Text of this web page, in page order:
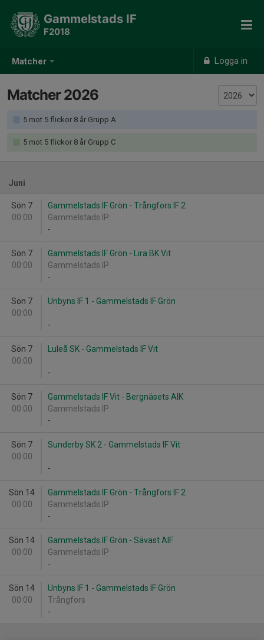
Matcher Logga in
Gammelstads IF
F2018
Matcher 2026
5 mot 5 flickor 8 år Grupp A
5 mot 5 flickor 8 år Grupp C
Juni
Sön 7
00:00
Gammelstads IF Grön - Trångfors IF 2
Gammelstads IP
-
Sön 7
00:00
Gammelstads IF Grön - Lira BK Vit
Gammelstads IP
-
Sön 7
00:00
Unbyns IF 1 - Gammelstads IF Grön
-
Sön 7
00:00
Luleå SK - Gammelstads IF Vit
-
Sön 7
00:00
Gammelstads IF Vit - Bergnäsets AIK
Gammelstads IP
-
Sön 7
00:00
Sunderby SK 2 - Gammelstads IF Vit
-
Sön 14
00:00
Gammelstads IF Grön - Trångfors IF 2
Gammelstads IP
-
Sön 14
00:00
Gammelstads IF Grön - Sävast AIF
Gammelstads IP
-
Sön 14
00:00
Unbyns IF 1 - Gammelstads IF Grön
Trångfors
-